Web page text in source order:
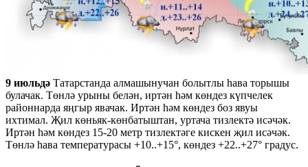
9 июльдә Татарстанда алмашынучан болытлы һава торышы
булачак. Төнлә урыны белән, иртән һәм көндез күпчелек
районнарда яңгыр явачак. Иртән һәм көндез боз явуы
ихтимал. Җил көньяк-көнбатыштан, уртача тизлектә исәчәк.
Иртән һәм көндез 15-20 метр тизлектәге кискен җил исәчәк.
Төнлә һава температурасы +10..+15°, көндез +22..+27° градус.